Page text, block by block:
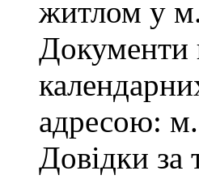
житлом у
Документи
адресою:
Довідки